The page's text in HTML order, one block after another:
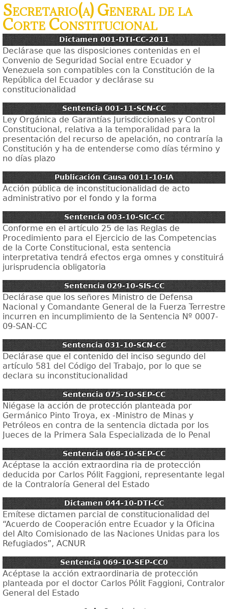
Secretario(a) General de la
Corte Constitucional
Dictamen 001-DTI-CC-2011
Declárase que las disposiciones contenidas en el
Convenio de Seguridad Social entre Ecuador y
Venezuela son compatibles con la Constitución de la
República del Ecuador y declárase su
constitucionalidad
Sentencia 001-11-SCN-CC
Ley Orgánica de Garantías Jurisdiccionales y Control
Constitucional, relativa a la temporalidad para la
presentación del recurso de apelación, no contraría la
Constitución y ha de entenderse como días término y
no días plazo
Publicación Causa 0011-10-IA
Acción pública de inconstitucionalidad de acto
administrativo por el fondo y la forma
Sentencia 003-10-SIC-CC
Conforme en el artículo 25 de las Reglas de
Procedimiento para el Ejercicio de las Competencias
de la Corte Constitucional, esta sentencia
interpretativa tendrá efectos erga omnes y constituirá
jurisprudencia obligatoria
Sentencia 029-10-SIS-CC
Declárase que los señores Ministro de Defensa
Nacional y Comandante General de la Fuerza Terrestre
incurren en incumplimiento de la Sentencia Nº 0007-
09-SAN-CC
Sentencia 031-10-SCN-CC
Declárase que el contenido del inciso segundo del
artículo 581 del Código del Trabajo, por lo que se
declara su inconstitucionalidad
Sentencia 075-10-SEP-CC
Niégase la acción de protección planteada por
Germánico Pinto Troya, ex -Ministro de Minas y
Petróleos en contra de la sentencia dictada por los
Jueces de la Primera Sala Especializada de lo Penal
Sentencia 068-10-SEP-CC
Acéptase la acción extraordina ria de protección
deducida por Carlos Pólit Faggioni, representante legal
de la Contraloría General del Estado
Dictamen 044-10-DTI-CC
Emítese dictamen parcial de constitucionalidad del
“Acuerdo de Cooperación entre Ecuador y la Oficina
del Alto Comisionado de las Naciones Unidas para los
Refugiados”, ACNUR
Sentencia 069-10-SEP-CC0
Acéptase la acción extraordinaria de protección
planteada por el doctor Carlos Pólit Faggioni, Contralor
General del Estado